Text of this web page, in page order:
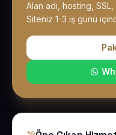
Alan adı, hosting,
Siteniz 1-3 iş günü